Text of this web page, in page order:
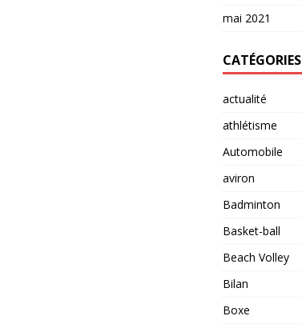
mai 2021
CATÉGORIES
actualité
athlétisme
Automobile
aviron
Badminton
Basket-ball
Beach Volley
Bilan
Boxe